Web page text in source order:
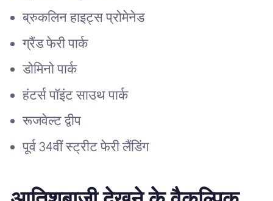
ब्रुकलिन हाइट्स प्रोमेनेड
ग्रैंड फेरी पार्क
डोमिनो पार्क
हंटर्स पॉइंट साउथ पार्क
रूजवेल्ट द्वीप
पूर्व 34वीं स्ट्रीट फेरी लैंडिंग